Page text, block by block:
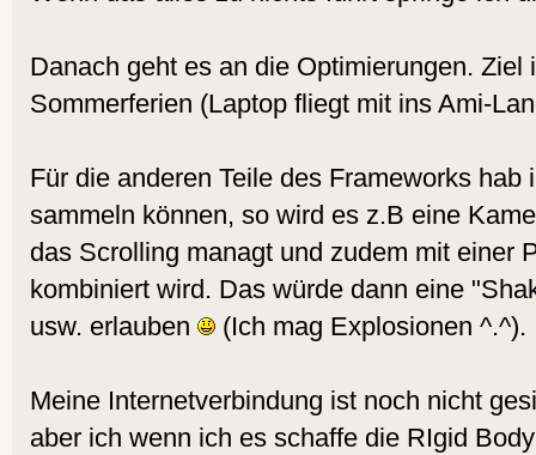
Danach geht es an die Optimierungen. Ziel
Sommerferien (Laptop fliegt mit ins Ami-
Für die anderen Teile des Frameworks hab
sammeln können, so wird es z.B eine
das Scrolling managt und zudem mit einer
kombiniert wird. Das würde dann eine
usw. erlauben
(Ich mag Explosionen ^.^).
Meine Internetverbindung ist noch nicht
aber ich wenn ich es schaffe die RIgid